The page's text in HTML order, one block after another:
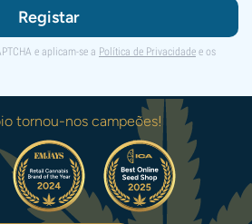
Registar
e aplicam-se a Política de Privacidade e os
tornou-nos campeões!